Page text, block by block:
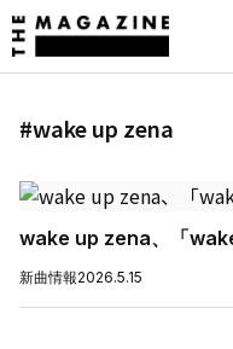
#wake up zena
wake up zena、「
新曲情報2026.5.15